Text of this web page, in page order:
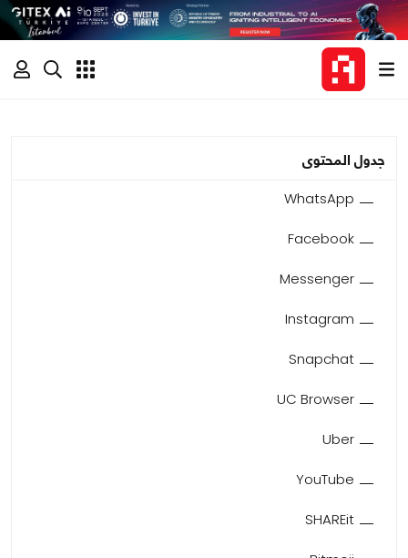
جدول المحتوى
WhatsApp
Facebook
Messenger
Instagram
Snapchat
UC Browser
Uber
YouTube
SHAREit